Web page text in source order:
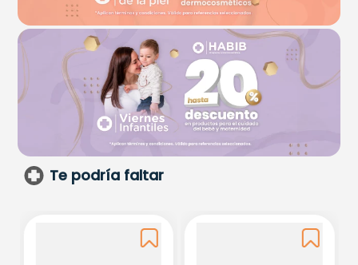
Te podría faltar